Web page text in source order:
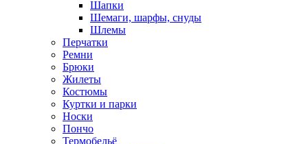
Шапки
Шемаги, шарфы, снуды
Шлемы
Перчатки
Ремни
Брюки
Жилеты
Костюмы
Куртки и парки
Носки
Пончо
Термобельё